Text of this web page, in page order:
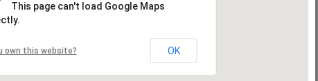
This page can't load Google Maps
own this website? OK